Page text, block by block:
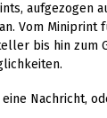
aufgezogen
Vom Miniprint
bis hin zum
Nachricht,